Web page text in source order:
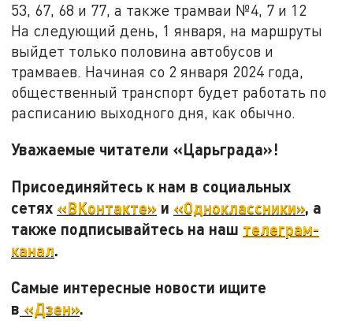
53, 67, 68 и 77, а также трамваи №4, 7 и 12
На следующий день, 1 января, на маршруты
выйдет только половина автобусов и
трамваев. Начиная со 2 января 2024 года,
общественный транспорт будет работать по
расписанию выходного дня, как обычно.
Уважаемые читатели «Царьграда»!
Присоединяйтесь к нам в социальных
сетях «ВКонтакте» и «Одноклассники», а
также подписывайтесь на наш телеграм-
канал.
Самые интересные новости ищите
в «Дзен».